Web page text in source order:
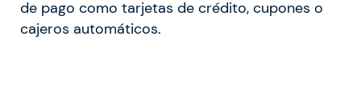
de pago como tarjetas de crédito, cupones o
cajeros automáticos.